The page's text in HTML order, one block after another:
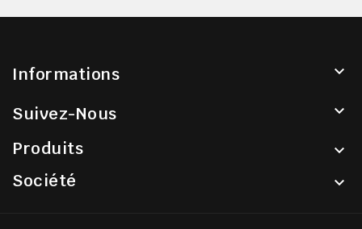
Informations 
Suivez-Nous 
Produits 
Société 